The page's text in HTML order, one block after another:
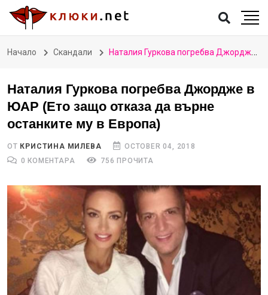
Начало Скандали Наталия Гуркова погребва Джордже в ЮАР (Ето защо отказа да върне останките му в Европа)
Наталия Гуркова погребва Джордже в
ЮАР (Ето защо отказа да върне
останките му в Европа)
ОТ КРИСТИНА МИЛЕВА
OCTOBER 04, 2018
0 КОМЕНТАРА
756 ПРОЧИТА